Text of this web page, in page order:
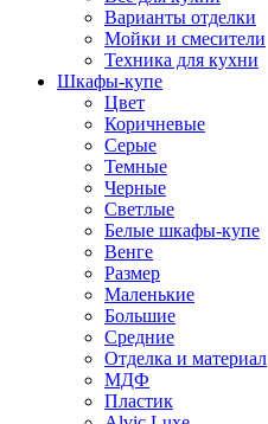
Варианты отделки
Мойки и смесители
Техника для кухни
Шкафы-купе
Цвет
Коричневые
Серые
Темные
Черные
Светлые
Белые шкафы-купе
Венге
Размер
Маленькие
Большие
Средние
Отделка и материал
МДФ
Пластик